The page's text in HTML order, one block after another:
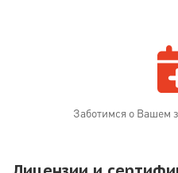
Заботимся о Вашем